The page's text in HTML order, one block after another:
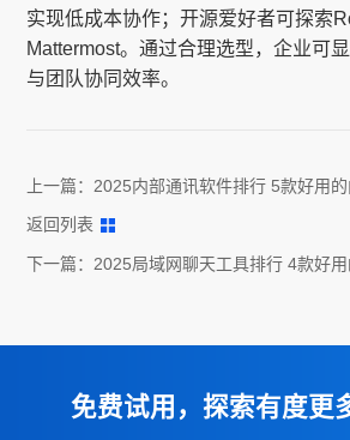
实现低成本协作；开源爱好者可探索
Mattermost。通过合理选型，企业可
与团队协同效率。
上一篇： 2025内部通讯软件排行 5款好用
返回列表
下一篇：2025局域网聊天工具排行 4款好
免费试用，探索有度更